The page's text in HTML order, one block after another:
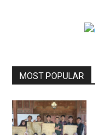
MOST POPULAR